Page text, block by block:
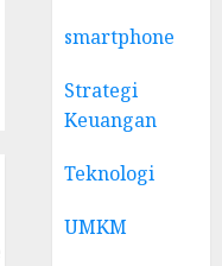
smartphone
Strategi
Keuangan
Teknologi
UMKM